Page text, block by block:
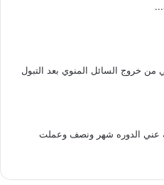
من خروج السائل المنوي بعد التبول
عني الدوره شهر ونصف وعملت